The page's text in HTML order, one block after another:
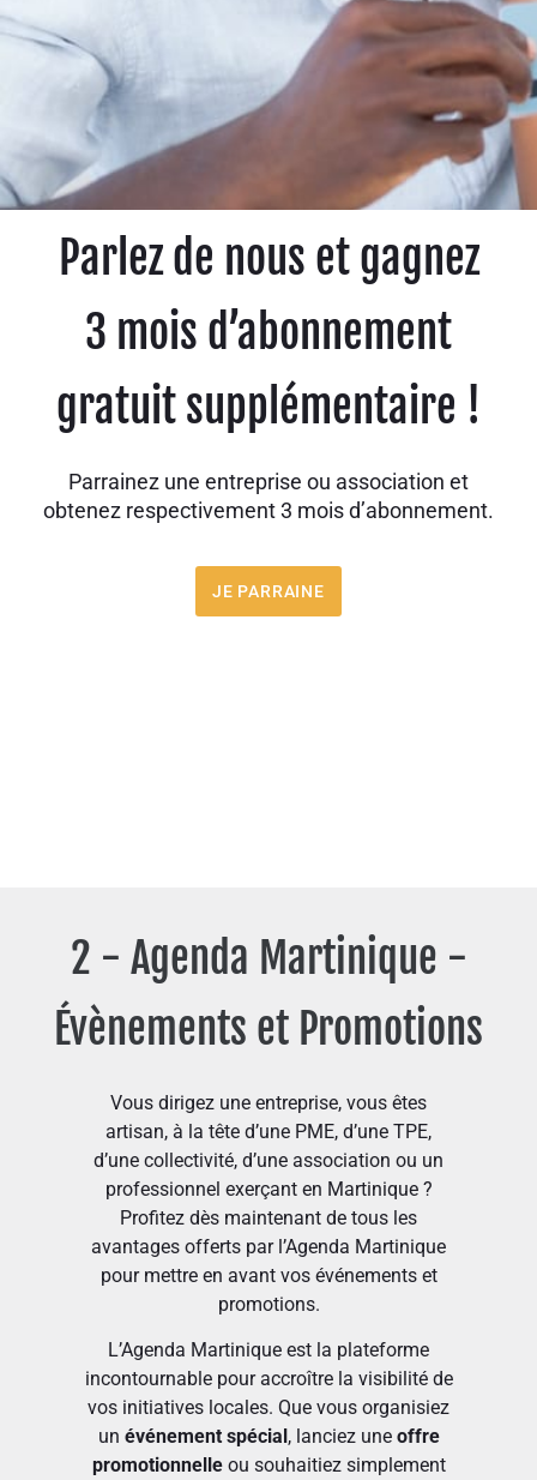
Parlez de nous et gagnez
3 mois d’abonnement
gratuit supplémentaire !
Parrainez une entreprise ou association et
obtenez respectivement 3 mois d’abonnement.
JE PARRAINE
2 - Agenda Martinique -
Évènements et Promotions
Vous dirigez une entreprise, vous êtes
artisan, à la tête d’une PME, d’une TPE,
d’une collectivité, d’une association ou un
professionnel exerçant en Martinique ?
Profitez dès maintenant de tous les
avantages offerts par l’Agenda Martinique
pour mettre en avant vos événements et
promotions.
L’Agenda Martinique est la plateforme
incontournable pour accroître la visibilité de
vos initiatives locales. Que vous organisiez
un événement spécial, lanciez uneoffre
promotionnelleou souhaitiez simplement